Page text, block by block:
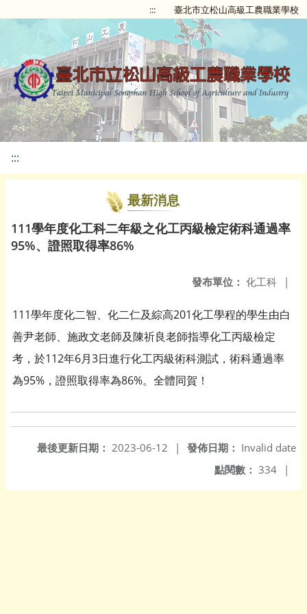
::: 臺北市立松山高級工農職業學校
:::
最新消息
111學年度化工科二年級之化工丙級檢定術科通過率
95%、證照取得率86%
發布單位： 化工科 |
111學年度化二智、化二仁及綜高201化工學程的學生由白
善尹老師、施政文老師及陳祈良老師指導化工丙級檢定
考，於112年6月3日進行化工丙級術科測試，術科通過率
為95% ，證照取得率為86%。全體同賀！
發佈日期： Invalid date
最後更新日期： 2023-06-12
|
點閱數： 334 |